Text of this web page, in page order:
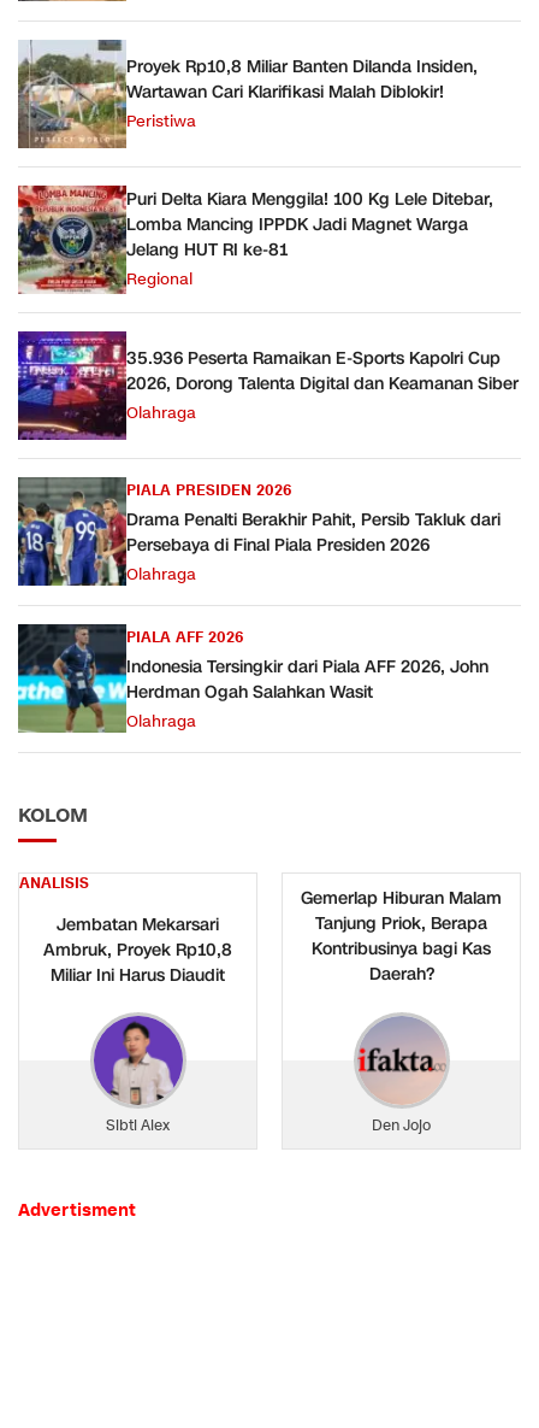
Proyek Rp10,8 Miliar Banten Dilanda Insiden,
Wartawan Cari Klarifikasi Malah Diblokir!
Peristiwa
Puri Delta Kiara Menggila! 100 Kg Lele Ditebar,
Lomba Mancing IPPDK Jadi Magnet Warga
Jelang HUT RI ke-81
Regional
35.936 Peserta Ramaikan E-Sports Kapolri Cup
2026, Dorong Talenta Digital dan Keamanan Siber
Olahraga
PIALA PRESIDEN 2026
Drama Penalti Berakhir Pahit, Persib Takluk dari
Persebaya di Final Piala Presiden 2026
Olahraga
PIALA AFF 2026
Indonesia Tersingkir dari Piala AFF 2026, John
Herdman Ogah Salahkan Wasit
Olahraga
KOLOM
ANALISIS
Jembatan Mekarsari
Ambruk, Proyek Rp10,8
Miliar Ini Harus Diaudit
Sibti Alex
Gemerlap Hiburan Malam
Tanjung Priok, Berapa
Kontribusinya bagi Kas
Daerah?
Den Jojo
Advertisment